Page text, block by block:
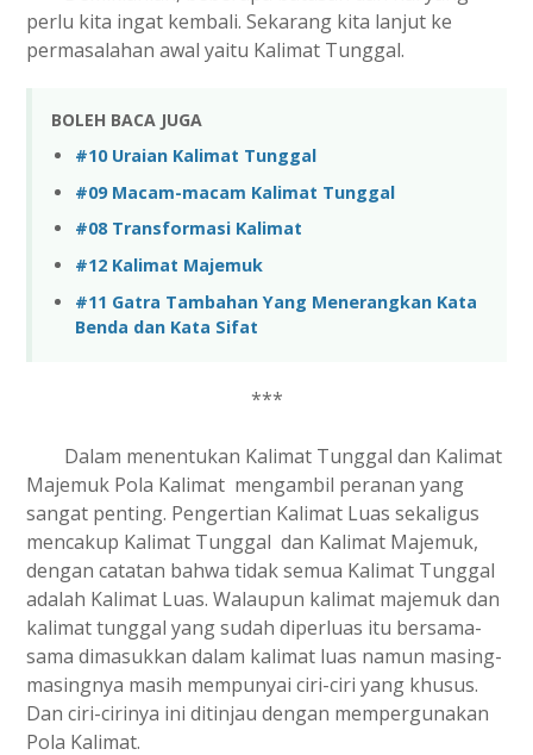
perlu kita ingat kembali. Sekarang kita lanjut ke
permasalahan awal yaitu Kalimat Tunggal.
BOLEH BACA JUGA
#10 Uraian Kalimat Tunggal
#09 Macam-macam Kalimat Tunggal
#08 Transformasi Kalimat
#12 Kalimat Majemuk
#11 Gatra Tambahan Yang Menerangkan Kata
Benda dan Kata Sifat
***
Dalam menentukan Kalimat Tunggal dan Kalimat
Majemuk Pola Kalimat mengambil peranan yang
sangat penting. Pengertian Kalimat Luas sekaligus
mencakup Kalimat Tunggal dan Kalimat Majemuk,
dengan catatan bahwa tidak semua Kalimat Tunggal
adalah Kalimat Luas. Walaupun kalimat majemuk dan
kalimat tunggal yang sudah diperluas itu bersama-
sama dimasukkan dalam kalimat luas namun masing-
masingnya masih mempunyai ciri-ciri yang khusus.
Dan ciri-cirinya ini ditinjau dengan mempergunakan
Pola Kalimat.